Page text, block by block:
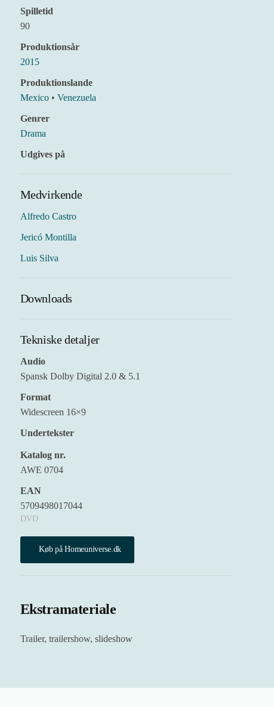
Spilletid
90
Produktionsår
2015
Produktionslande
Mexico• Venezuela
Genrer
Drama
Udgives på
Medvirkende
Alfredo Castro
Jericó Montilla
Luis Silva
Downloads
Tekniske detaljer
Audio
Spansk Dolby Digital 2.0 & 5.1
Format
Widescreen 16×9
Undertekster
Katalog nr.
AWE 0704
EAN
5709498017044
DVD
Køb på Homeuniverse.dk
Ekstramateriale
Trailer, trailershow, slideshow